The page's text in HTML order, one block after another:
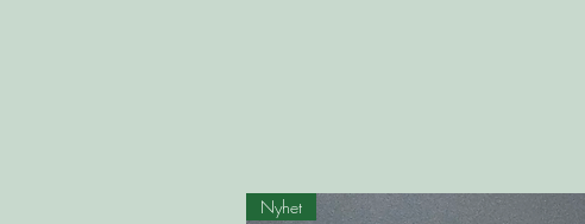
Nyhet